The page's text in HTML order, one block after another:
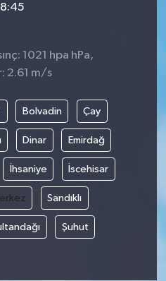
1021 hpa hPa,
2.61 m/s
Bolvadin Çay
Dinar Emirdağ
İhsaniye İscehisar
Sandıklı
Şuhut